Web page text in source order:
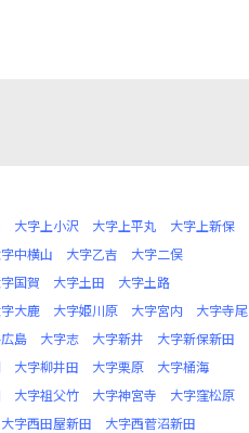
大字上小沢 大字上平丸
大字上新保
中横山 大字乙吉
大字二俣
国賀 大字土田
大字土路
大鹿 大字姫川原 大字宮内
大字寺尾
島 大字志 大字新井
大字新保新田
大字柳井田 大字栗原
大字桶海
大字祖父竹 大字神宮寺
大字窪松原
大字西田屋新田
大字西菅沼新田